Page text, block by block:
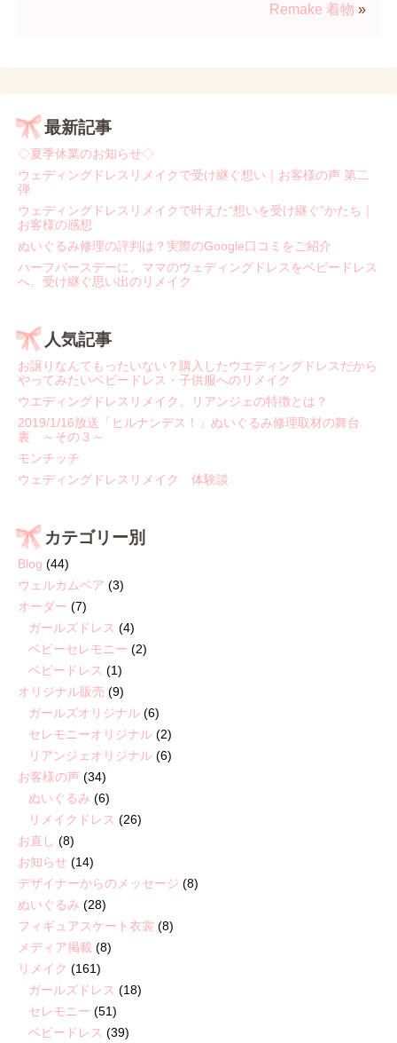
Remake 着物 »
最新記事
◇夏季休業のお知らせ◇
ウェディングドレスリメイクで受け継ぐ想い｜お客様の声 第二
弾
ウェディングドレスリメイクで叶えた“想いを受け継ぐ”かたち｜
お客様の感想
ぬいぐるみ修理の評判は？実際のGoogle口コミをご紹介
ハーフバースデーに、ママのウェディングドレスをベビードレス
へ。受け継ぐ思い出のリメイク
人気記事
お譲りなんてもったいない？購入したウエディングドレスだから
やってみたいベビードレス・子供服へのリメイク
ウエディングドレスリメイク。リアンジェの特徴とは？
2019/1/16放送「ヒルナンデス！」ぬいぐるみ修理取材の舞台
裏 ～その３～
モンチッチ
ウェディングドレスリメイク 体験談
カテゴリー別
Blog (44)
ウェルカムベア (3)
オーダー (7)
ガールズドレス (4)
ベビーセレモニー (2)
ベビードレス (1)
オリジナル販売 (9)
ガールズオリジナル (6)
セレモニーオリジナル (2)
リアンジェオリジナル (6)
お客様の声 (34)
ぬいぐるみ (6)
リメイクドレス (26)
お直し (8)
お知らせ (14)
デザイナーからのメッセージ (8)
ぬいぐるみ (28)
フィギュアスケート衣裳 (8)
メディア掲載 (8)
リメイク (161)
ガールズドレス (18)
セレモニー (51)
ベビードレス (39)